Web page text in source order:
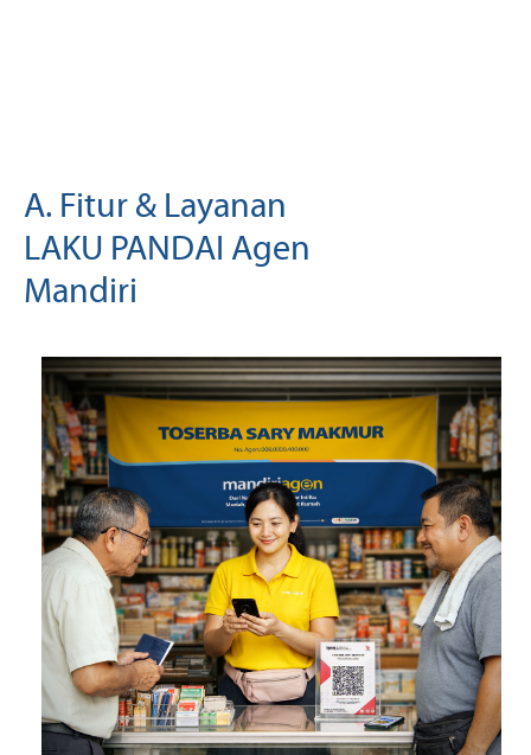
A. Fitur & Layanan
LAKU PANDAI Agen
Mandiri